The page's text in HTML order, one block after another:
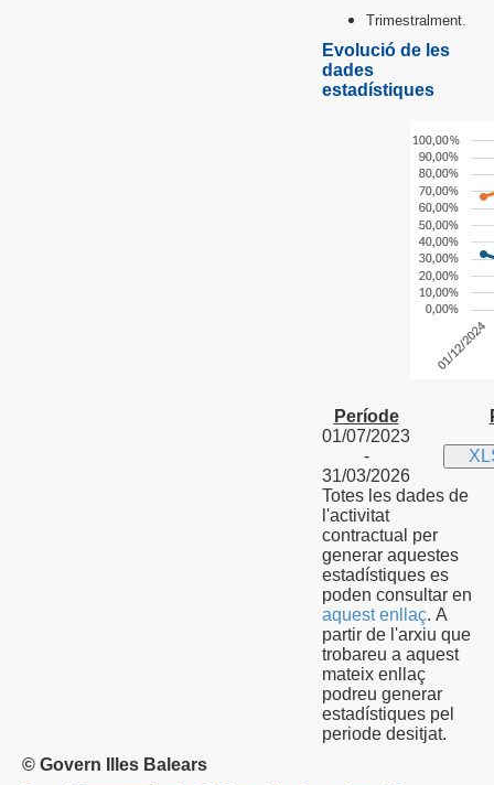
Trimestralment.
Evolució de les
dades
estadístiques
Període
01/07/2023
-
31/03/2026
Totes les dades de
l'activitat
contractual per
generar aquestes
estadístiques es
poden consultar en
aquest enllaç. A
partir de l'arxiu que
trobareu a aquest
mateix enllaç
podreu generar
estadístiques pel
periode desitjat.
© Govern Illes Balears